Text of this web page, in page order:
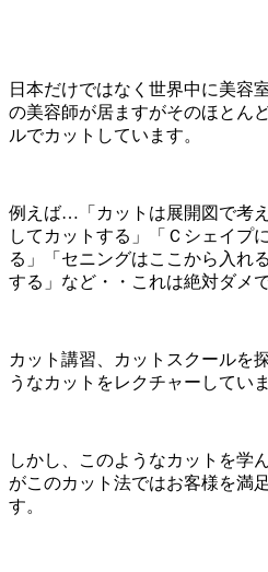
日本だけではなく世界中に美容
の美容師が居ますがそのほとん
ルでカットしています。
例えば…「カットは展開図で考
してカットする」「Ｃシェイプ
る」「セニングはここから入れ
する」など・・これは絶対ダメ
カット講習、カットスクールを
うなカットをレクチャーしていま
しかし、このようなカットを学
がこのカット法ではお客様を満
す。